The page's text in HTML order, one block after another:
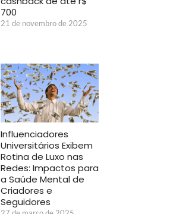
700
21 de novembro de 2025
Influenciadores
Universitários Exibem
Rotina de Luxo nas
Redes: Impactos para
a Saúde Mental de
Criadores e
Seguidores